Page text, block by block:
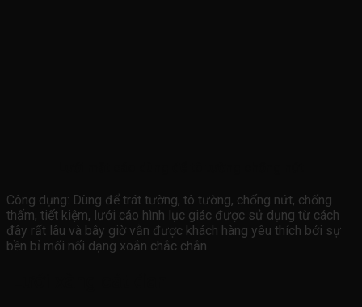
Công dụng: Dùng để trát tường, tô tường, chống nứt, chống
thấm, tiết kiệm, lưới cáo hình lục giác được sử dụng từ cách
đây rất lâu và bây giờ vẫn được khách hàng yêu thích bởi sự
bền bỉ mối nối dạng xoắn chắc chắn.